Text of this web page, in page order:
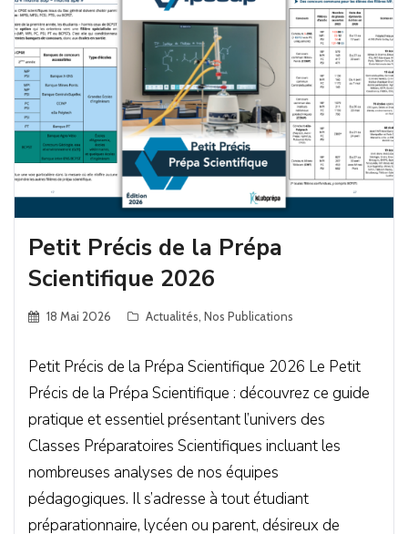
Petit Précis de la Prépa
Scientifique 2026
18 Mai 2026 Actualités Nos Publications
Petit Précis de la Prépa Scientifique 2026 Le Petit
Précis de la Prépa Scientifique : découvrez ce guide
pratique et essentiel présentant l’univers des
Classes Préparatoires Scientifiques incluant les
nombreuses analyses de nos équipes
pédagogiques. Il s’adresse à tout étudiant
préparationnaire, lycéen ou parent, désireux de